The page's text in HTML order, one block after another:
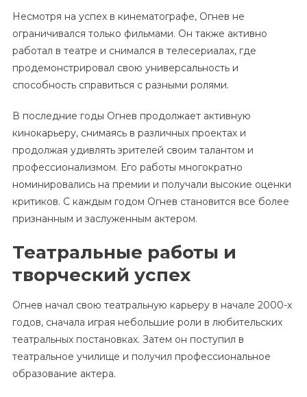
Несмотря на успех в кинематографе, Огнев не
ограничивался только фильмами. Он также активно
работал в театре и снимался в телесериалах, где
продемонстрировал свою универсальность и
способность справиться с разными ролями.
В последние годы Огнев продолжает активную
кинокарьеру, снимаясь в различных проектах и
продолжая удивлять зрителей своим талантом и
профессионализмом. Его работы многократно
номинировались на премии и получали высокие оценки
критиков. С каждым годом Огнев становится все более
признанным и заслуженным актером.
Театральные работы и
творческий успех
Огнев начал свою театральную карьеру в начале 2000-х
годов, сначала играя небольшие роли в любительских
театральных постановках. Затем он поступил в
театральное училище и получил профессиональное
образование актера.